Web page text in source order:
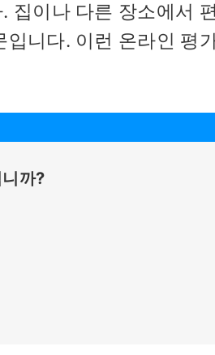
집이나 다른 장소에서
니다. 이런 온라인 평
까?